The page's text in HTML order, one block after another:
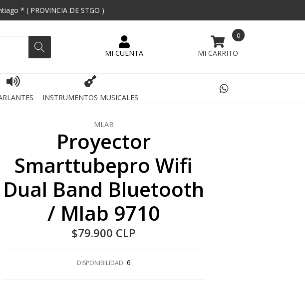
* ( PROVINCIA DE STGO )
0
INSTRUMENTOS MUSICALES
MLAB
Proyector
Smarttubepro Wifi
Dual Band Bluetooth
/ Mlab 9710
$79.900 CLP
DISPONIBILIDAD: 6